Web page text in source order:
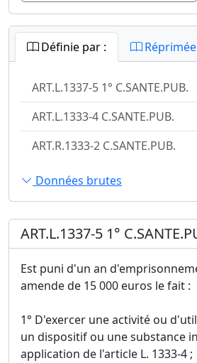
Définie par :
ART.L.1337-5 1° C.SANTE.PUB.
ART.L.1333-4 C.SANTE.PUB.
ART.R.1333-2 C.SANTE.PUB.
Données brutes
ART.L.1337-5 1°
Est puni d'un an
amende de 15 000 euros le fait :
1° D'exercer une activité ou
un dispositif ou une substance
application de l'article L. 1333-4 ;